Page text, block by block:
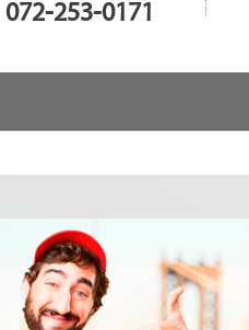
072-253-0171